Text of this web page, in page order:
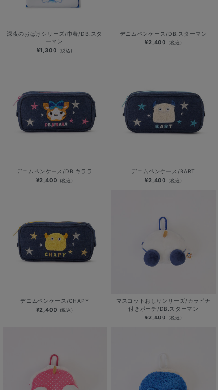
深夜のおばけシリーズ/巾着/DB.スタ
ーマン
¥1,300 (税込)
デニムペンケース/DB.スターマン
¥2,400 (税込)
デニムペンケース/DB.キララ
¥2,400 (税込)
デニムペンケース/BART
¥2,400 (税込)
デニムペンケース/CHAPY
¥2,400 (税込)
マスコットおしりシリーズ/カラビナ
付きポーチ/DB.スターマン
¥2,400 (税込)